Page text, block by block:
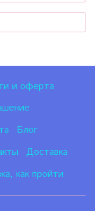
и оферта
Блог
Доставка
как пройти